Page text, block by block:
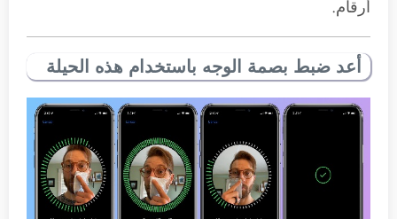
أرقام.
أعد ضبط بصمة الوجه باستخدام هذه الحيلة